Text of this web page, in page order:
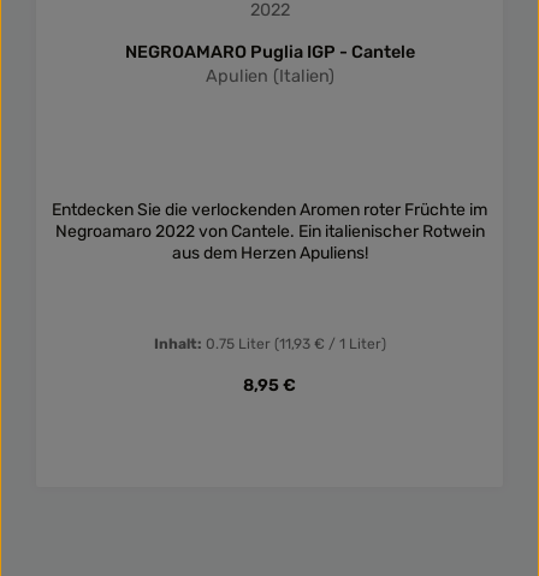
2022
NEGROAMARO Puglia IGP - Cantele
Apulien (Italien)
Entdecken Sie die verlockenden Aromen roter Früchte im
Negroamaro 2022 von Cantele. Ein italienischer Rotwein
aus dem Herzen Apuliens!
Inhalt: 0.75 Liter (11,93 € / 1 Liter)
Regulärer Preis:
8,95 €